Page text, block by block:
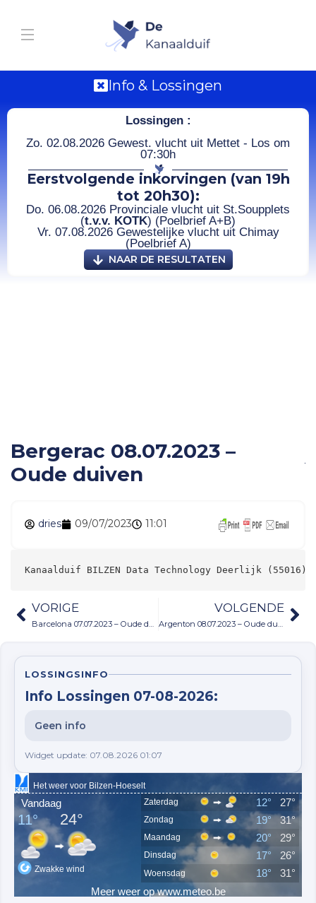
Info & Lossingen
Lossingen :
Zo. 02.08.2026 Gewest. vlucht uit Mettet - Los om
07:30h
Eerstvolgende inkorvingen (van 19h
tot 20h30):
Do. 06.08.2026 Provinciale vlucht uit St.Soupplets
(t.v.v. KOTK) (Poelbrief A+B)
Vr. 07.08.2026 Gewestelijke vlucht uit Chimay
(Poelbrief A)
NAAR DE RESULTATEN
Bergerac 08.07.2023 –
Oude duiven
dries 09/07/2023 11:01
Kanaalduif BILZEN Data Technology Deerlijk (55016)
VORIGE
Barcelona 07.07.2023 – Oude duiven
VOLGENDE
Argenton 08.07.2023 – Oude duiven
LOSSINGSINFO
Info Lossingen 07-08-2026:
Geen info
Widget update: 07.08.2026 01:07